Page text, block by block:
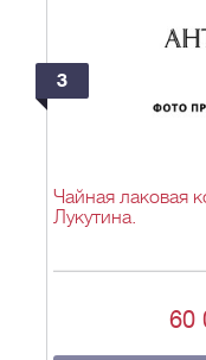
3
Чайная лаковая
Лукутина.
60